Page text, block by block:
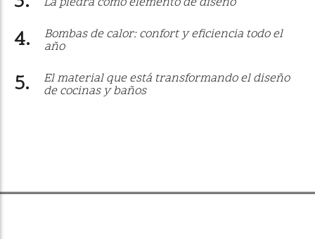
Bombas de calor: confort y eficiencia todo el
año
El material que está transformando el diseño
de cocinas y baños